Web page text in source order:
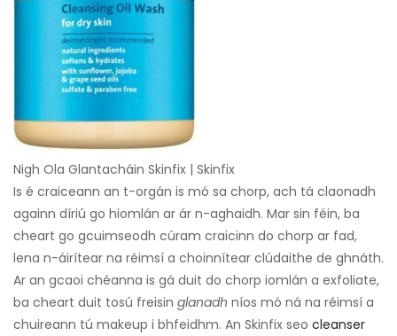
Nigh Ola Glantacháin Skinfix | Skinfix
Is é craiceann an t-orgán is mó sa chorp, ach tá claonadh
againn díriú go hiomlán ar ár n-aghaidh. Mar sin féin, ba
cheart go gcuimseodh cúram craicinn do chorp ar fad,
lena n-áirítear na réimsí a choinnítear clúdaithe de ghnáth.
Ar an gcaoi chéanna is gá duit do chorp iomlán a exfoliate,
ba cheart duit tosú freisin glanadh níos mó ná na réimsí a
chuireann tú makeup i bhfeidhm. An Skinfix seo cleanser